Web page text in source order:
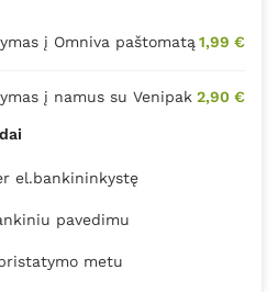
į Omniva paštomatą 1,99 €
į namus su Venipak 2,90 €
el.bankininkystę
pavedimu
metu